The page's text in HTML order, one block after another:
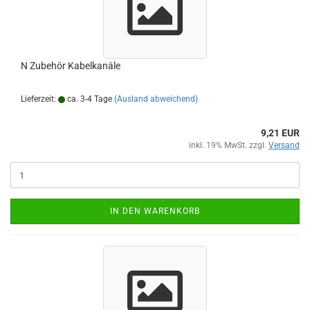
N Zubehör Kabelkanäle
Lieferzeit: ca. 3-4 Tage (Ausland abweichend)
9,21 EUR
inkl. 19% MwSt. zzgl. Versand
IN DEN WARENKORB